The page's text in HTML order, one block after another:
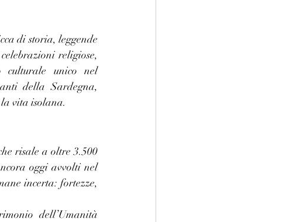
di storia, leggende
religiose,
culturale unico nel
della Sardegna,
vita isolana.
risale a oltre 3.500
oggi avvolti nel
incerta: fortezze,
dell’Umanità